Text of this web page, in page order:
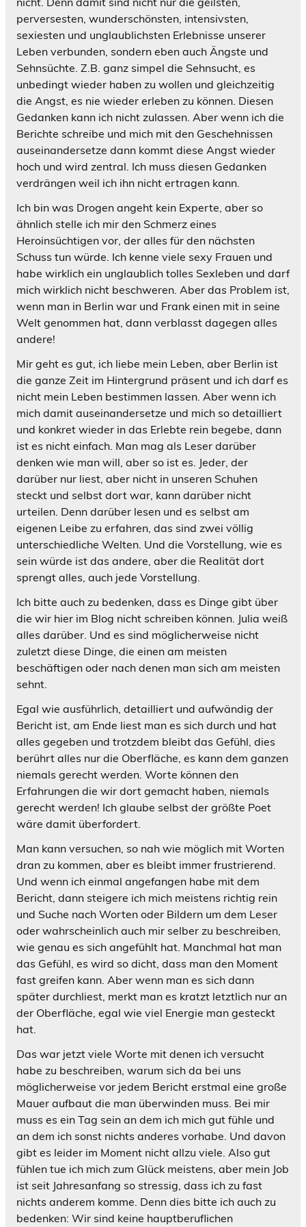
perversesten, wunderschönsten, intensivsten,
sexiesten und unglaublichsten Erlebnisse unserer
Leben verbunden, sondern eben auch Ängste und
Sehnsüchte. Z.B. ganz simpel die Sehnsucht, es
unbedingt wieder haben zu wollen und gleichzeitig
die Angst, es nie wieder erleben zu können. Diesen
Gedanken kann ich nicht zulassen. Aber wenn ich die
Berichte schreibe und mich mit den Geschehnissen
auseinandersetze dann kommt diese Angst wieder
hoch und wird zentral. Ich muss diesen Gedanken
verdrängen weil ich ihn nicht ertragen kann.
Ich bin was Drogen angeht kein Experte, aber so
ähnlich stelle ich mir den Schmerz eines
Heroinsüchtigen vor, der alles für den nächsten
Schuss tun würde. Ich kenne viele sexy Frauen und
habe wirklich ein unglaublich tolles Sexleben und darf
mich wirklich nicht beschweren. Aber das Problem ist,
wenn man in Berlin war und Frank einen mit in seine
Welt genommen hat, dann verblasst dagegen alles
andere!
Mir geht es gut, ich liebe mein Leben, aber Berlin ist
die ganze Zeit im Hintergrund präsent und ich darf es
nicht mein Leben bestimmen lassen. Aber wenn ich
mich damit auseinandersetze und mich so detailliert
und konkret wieder in das Erlebte rein begebe, dann
ist es nicht einfach. Man mag als Leser darüber
denken wie man will, aber so ist es. Jeder, der
darüber nur liest, aber nicht in unseren Schuhen
steckt und selbst dort war, kann darüber nicht
urteilen. Denn darüber lesen und es selbst am
eigenen Leibe zu erfahren, das sind zwei völlig
unterschiedliche Welten. Und die Vorstellung, wie es
sein würde ist das andere, aber die Realität dort
sprengt alles, auch jede Vorstellung.
Ich bitte auch zu bedenken, dass es Dinge gibt über
die wir hier im Blog nicht schreiben können. Julia weiß
alles darüber. Und es sind möglicherweise nicht
zuletzt diese Dinge, die einen am meisten
beschäftigen oder nach denen man sich am meisten
sehnt.
Egal wie ausführlich, detailliert und aufwändig der
Bericht ist, am Ende liest man es sich durch und hat
alles gegeben und trotzdem bleibt das Gefühl, dies
berührt alles nur die Oberfläche, es kann dem ganzen
niemals gerecht werden. Worte können den
Erfahrungen die wir dort gemacht haben, niemals
gerecht werden! Ich glaube selbst der größte Poet
wäre damit überfordert.
Man kann versuchen, so nah wie möglich mit Worten
dran zu kommen, aber es bleibt immer frustrierend.
Und wenn ich einmal angefangen habe mit dem
Bericht, dann steigere ich mich meistens richtig rein
und Suche nach Worten oder Bildern um dem Leser
oder wahrscheinlich auch mir selber zu beschreiben,
wie genau es sich angefühlt hat. Manchmal hat man
das Gefühl, es wird so dicht, dass man den Moment
fast greifen kann. Aber wenn man es sich dann
später durchliest, merkt man es kratzt letztlich nur an
der Oberfläche, egal wie viel Energie man gesteckt
hat.
Das war jetzt viele Worte mit denen ich versucht
habe zu beschreiben, warum sich da bei uns
möglicherweise vor jedem Bericht erstmal eine große
Mauer aufbaut die man überwinden muss. Bei mir
muss es ein Tag sein an dem ich mich gut fühle und
an dem ich sonst nichts anderes vorhabe. Und davon
gibt es leider im Moment nicht allzu viele. Also gut
fühlen tue ich mich zum Glück meistens, aber mein Job
ist seit Jahresanfang so stressig, dass ich zu fast
nichts anderem komme. Denn dies bitte ich auch zu
bedenken: Wir sind keine hauptberuflichen